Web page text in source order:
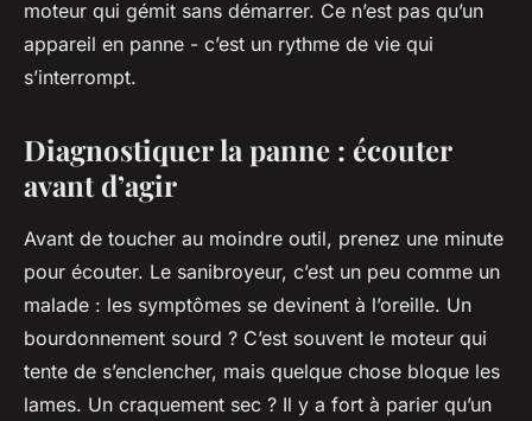
moteur qui gémit sans démarrer. Ce n’est pas qu’un
appareil en panne - c’est un rythme de vie qui
s’interrompt.
Diagnostiquer la panne : écouter
avant d’agir
Avant de toucher au moindre outil, prenez une minute
pour écouter. Le sanibroyeur, c’est un peu comme un
malade : les symptômes se devinent à l’oreille. Un
bourdonnement sourd ? C’est souvent le moteur qui
tente de s’enclencher, mais quelque chose bloque les
lames. Un craquement sec ? Il y a fort à parier qu’un